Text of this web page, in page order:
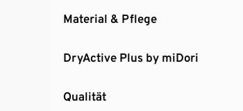
Material & Pflege
DryActive Plus by miDori
Qualität